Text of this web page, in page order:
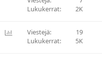
Lukukerrat
2K
Viestejä
19
Lukukerrat
5K